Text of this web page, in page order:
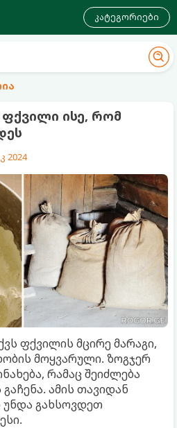
კატეგორიები
ისე, რომ
2024
ფქვილის მცირე მარაგი,
მოყვარული. ზოგჯერ
რამაც შეიძლება
ამის თავიდან
გახსოვდეთ